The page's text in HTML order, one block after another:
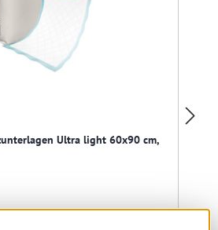
Ultra light 60x90 cm,